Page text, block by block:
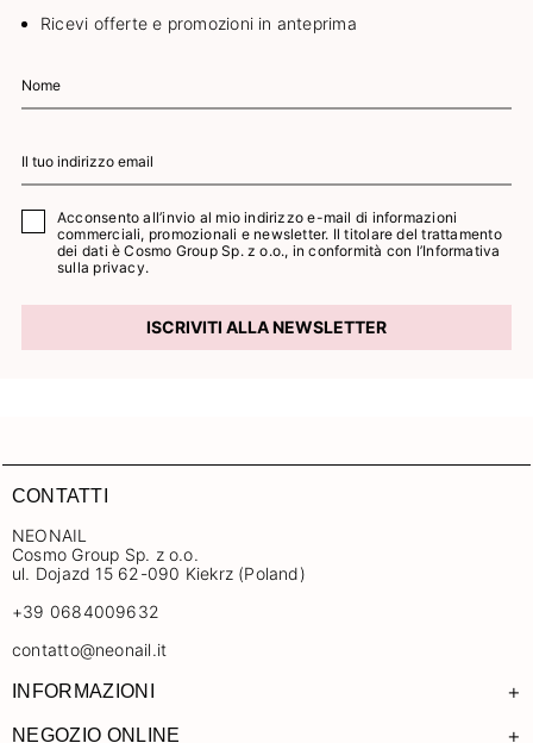
Ricevi offerte e promozioni in anteprima
Acconsento all’invio al mio indirizzo e-mail di informazioni
commerciali, promozionali e newsletter. Il titolare del trattamento
dei dati è Cosmo Group Sp. z o.o., in conformità con l’Informativa
sulla privacy.
ISCRIVITI ALLA NEWSLETTER
CONTATTI
NEONAIL
Cosmo Group Sp. z o.o.
ul. Dojazd 15 62-090 Kiekrz (Poland)
+39 0684009632
contatto@neonail.it
INFORMAZIONI +
NEGOZIO ONLINE +